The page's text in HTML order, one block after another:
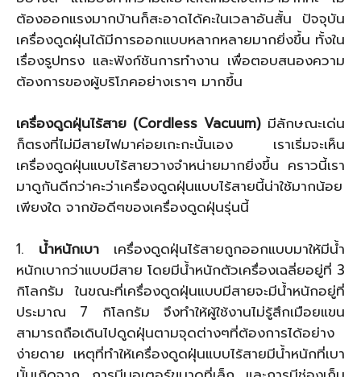
ต้องออกแรงมากบ้านก็สะอาดได้คะในเวลาอันสั้น ปัจจุบัน
เครื่องดูดฝุ่นได้มีการออกแบบหลากหลายมากยิ่งขึ้น ทั้งใน
เรื่องรูปทรง และฟังก์ชันการทำงาน เพื่อตอบสนองความ
ต้องการของผู้บริโภคอย่างเราๆ มากขึ้น
เครื่องดูดฝุ่นไร้สาย (Cordless Vacuum) มีลักษณะเด่น
ก็ตรงที่ไม่มีสายไฟมาค่อยเกะกะนั้นเอง เราเริ่มจะเห็น
เครื่องดูดฝุ่นแบบไร้สายวางจำหน่ายมากยิ่งขึ้น คราวนี้เรา
มาดูกันดีกว่าคะว่าเครื่องดูดฝุ่นแบบไร้สายนี้น่าใช้มากน้อย
เพียงใด จากข้อดีๆของเครื่องดูดฝุ่นรุ่นนี้
1. น้ำหนักเบา เครื่องดูดฝุ่นไร้สายถูกออกแบบมาให้มีน้ำ
หนักเบากว่าแบบมีสาย โดยมีน้ำหนักตัวเครื่องเฉลี่ยอยู่ที่ 3
กิโลกรัม ในขณะที่เครื่องดูดฝุ่นแบบมีสายจะมีน้ำหนักอยู่ที่
ประมาณ 7 กิโลกรัม จึงทำให้ผู้ใช้งานไม่รู้สึกเมือยแขน
สามารถถือเดินไปดูดฝุ่นตามจุดต่างๆที่ต้องการได้อย่าง
ง่ายดาย เหตุที่ทำให้เครื่องดูดฝุ่นแบบไร้สายมีน้ำหนักที่เบา